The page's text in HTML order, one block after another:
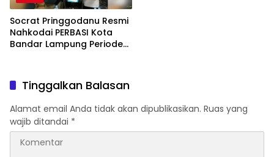
Socrat Pringgodanu Resmi
Nahkodai PERBASI Kota
Bandar Lampung Periode
Tinggalkan Balasan
Alamat email Anda tidak akan dipublikasikan. Ruas yang
wajib ditandai *